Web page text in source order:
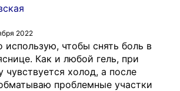
2022
использую, чтобы снять боль в
Как и любой гель, при
чувствуется холод, а после
проблемные участки